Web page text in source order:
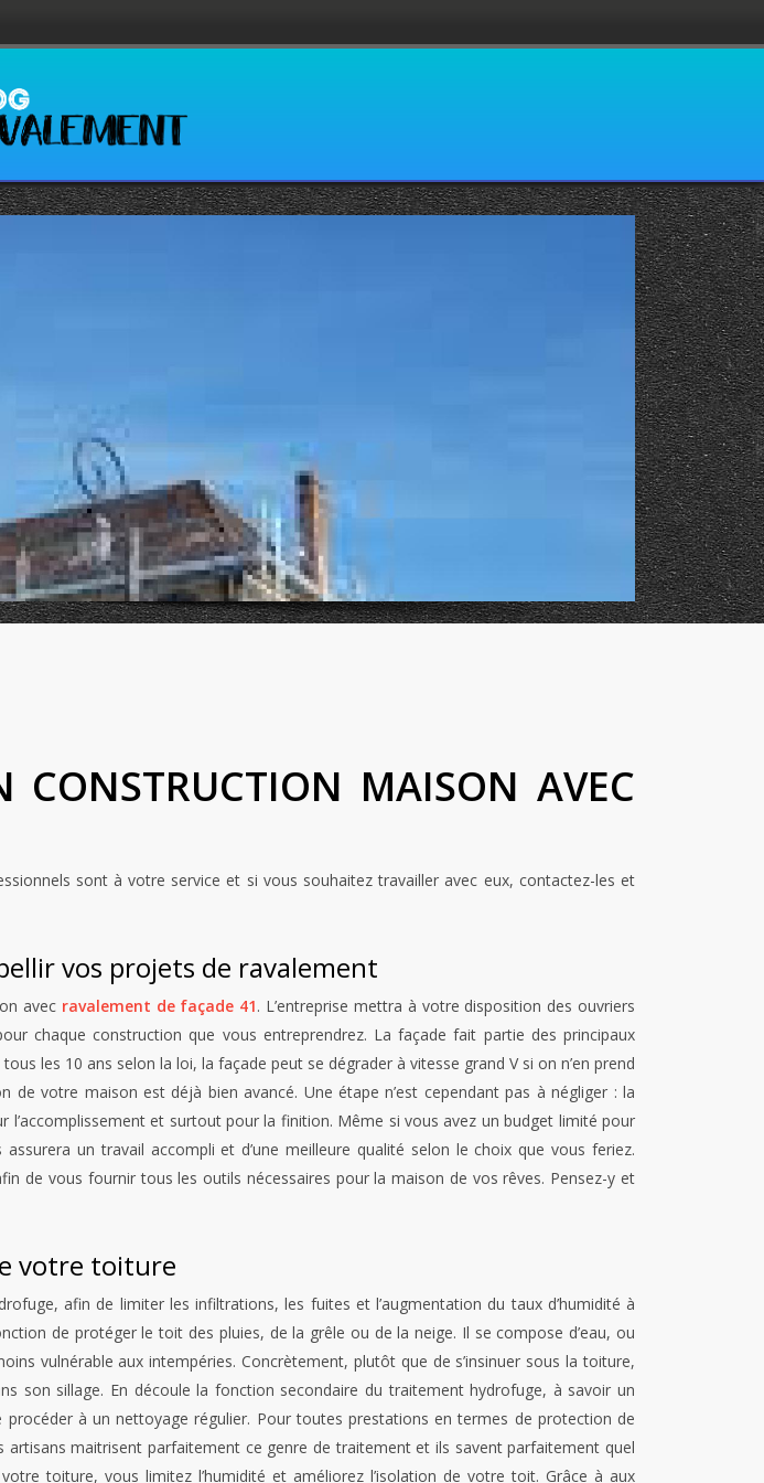
CONSTRUCTION MAISON AVEC
sont à votre service et si vous souhaitez travailler avec eux, contactez-les et
vos projets de ravalement
avec ravalement de façade 41. L’entreprise mettra à votre disposition des ouvriers
chaque construction que vous entreprendrez. La façade fait partie des principaux
les 10 ans selon la loi, la façade peut se dégrader à vitesse grand V si on n’en prend
votre maison est déjà bien avancé. Une étape n’est cependant pas à négliger : la
et surtout pour la finition. Même si vous avez un budget limité pour
un travail accompli et d’une meilleure qualité selon le choix que vous feriez.
de vous fournir tous les outils nécessaires pour la maison de vos rêves. Pensez-y et
votre toiture
afin de limiter les infiltrations, les fuites et l’augmentation du taux d’humidité à
de protéger le toit des pluies, de la grêle ou de la neige. Il se compose d’eau, ou
vulnérable aux intempéries. Concrètement, plutôt que de s’insinuer sous la toiture,
son sillage. En découle la fonction secondaire du traitement hydrofuge, à savoir un
à un nettoyage régulier. Pour toutes prestations en termes de protection de
artisans maitrisent parfaitement ce genre de traitement et ils savent parfaitement quel
toiture, vous limitez l’humidité et améliorez l’isolation de votre toit. Grâce à aux